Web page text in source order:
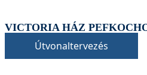
VICTORIA HÁZ
Útvonaltervezés